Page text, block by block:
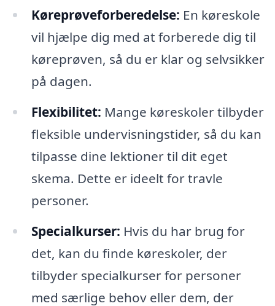
Køreprøveforberedelse: En køreskole
vil hjælpe dig med at forberede dig til
køreprøven, så du er klar og selvsikker
på dagen.
Flexibilitet: Mange køreskoler tilbyder
fleksible undervisningstider, så du kan
tilpasse dine lektioner til dit eget
skema. Dette er ideelt for travle
personer.
Specialkurser: Hvis du har brug for
det, kan du finde køreskoler, der
tilbyder specialkurser for personer
med særlige behov eller dem, der